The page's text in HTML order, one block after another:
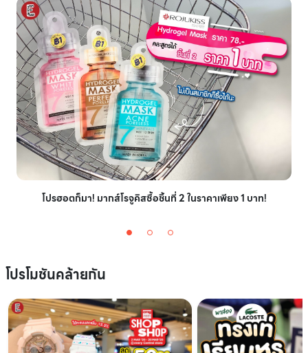
โปรฮอตก็มา! มากส์โรจูคิสซื้อชิ้นที่ 2 ในราคาเพียง 1 บาท!
โปรโมชันคล้ายกัน